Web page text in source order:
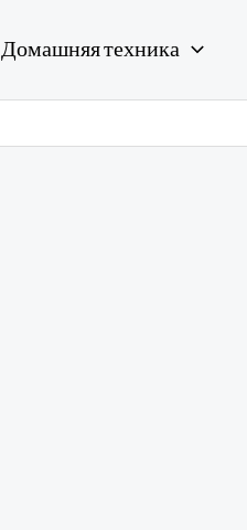
Домашняя техника